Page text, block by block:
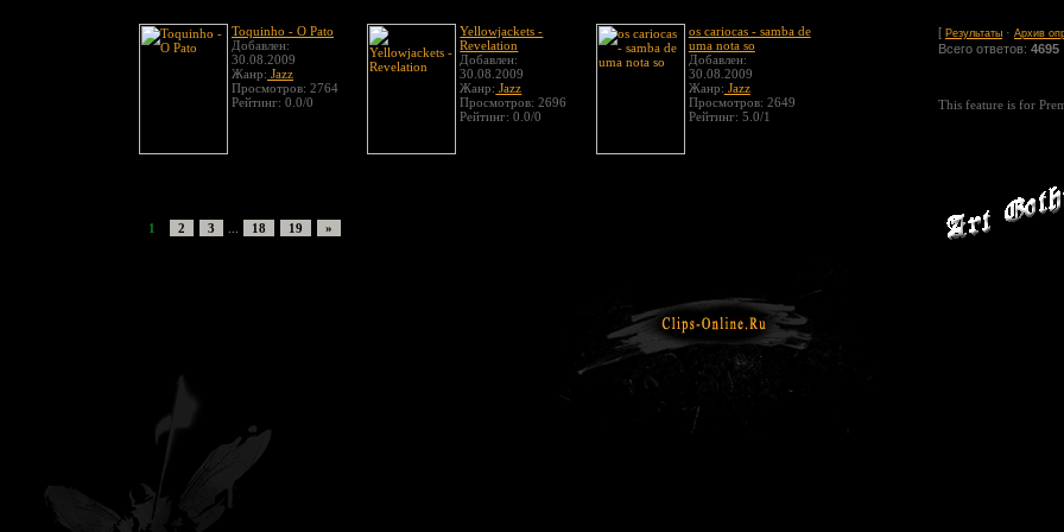
Toquinho - O Pato
Добавлен:
30.08.2009
Жанр: Jazz
Просмотров: 2764
Рейтинг: 0.0/0
Yellowjackets -
Revelation
Добавлен:
30.08.2009
Жанр: Jazz
Просмотров: 2696
Рейтинг: 0.0/0
os cariocas - samba de
uma nota so
Добавлен:
30.08.2009
Жанр: Jazz
Просмотров: 2649
Рейтинг: 5.0/1
1 2 3 18 19 »
[ Результаты · Архив
Всего ответов: 4695
This feature is for